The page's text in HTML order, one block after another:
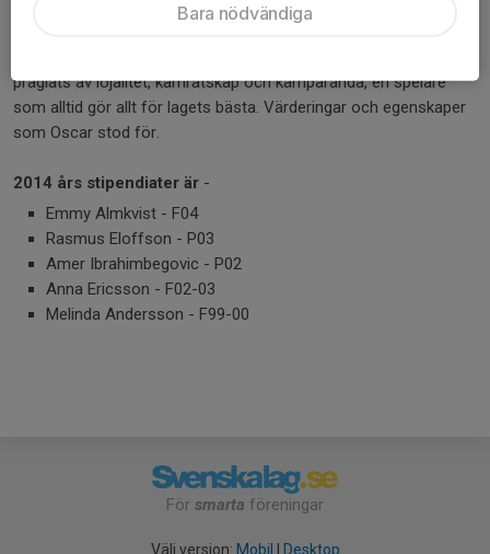
2014 års stipendier ur Oscar Peterssons minnesfond.
präglats av lojalitet, kamratskap och kämparanda, en spelare
som alltid gör allt för lagets bästa. Värderingar och egenskaper
som Oscar stod för.
2014 års stipendiater är -
Emmy Almkvist - F04
Rasmus Eloffson - P03
Amer Ibrahimbegovic - P02
Anna Ericsson - F02-03
Melinda Andersson - F99-00
För smarta föreningar
Välj version: Mobil Desktop
Bara nödvändiga